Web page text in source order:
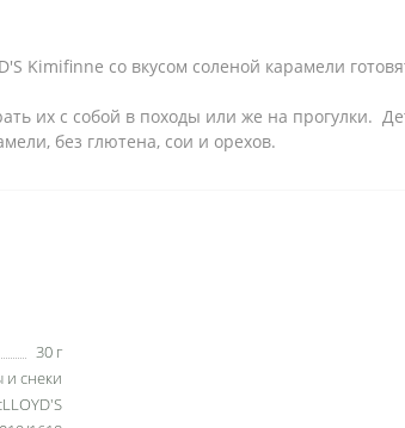
Kimifinne со вкусом соленой карамели
их с собой в походы или же на прогулки.
без глютена, сои и орехов.
30 г
и снеки